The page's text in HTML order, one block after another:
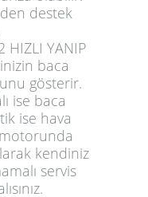
destek
HIZLI YANIP
baca
gösterir.
ise baca
ise hava
kendiniz
servis